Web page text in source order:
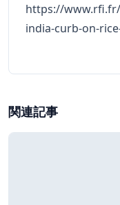
https://
india-curb-on-
関連記事